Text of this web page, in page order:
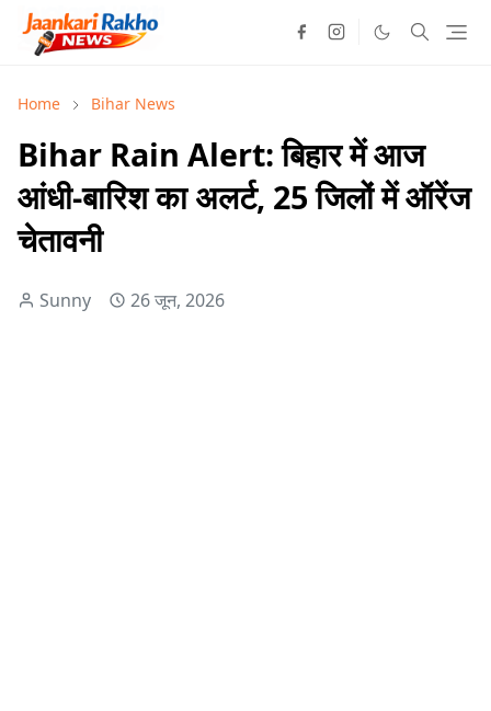
Home Bihar News
Bihar Rain Alert: बिहार में आज
आंधी-बारिश का अलर्ट, 25 जिलों में ऑरेंज
चेतावनी
Sunny 26 जून, 2026